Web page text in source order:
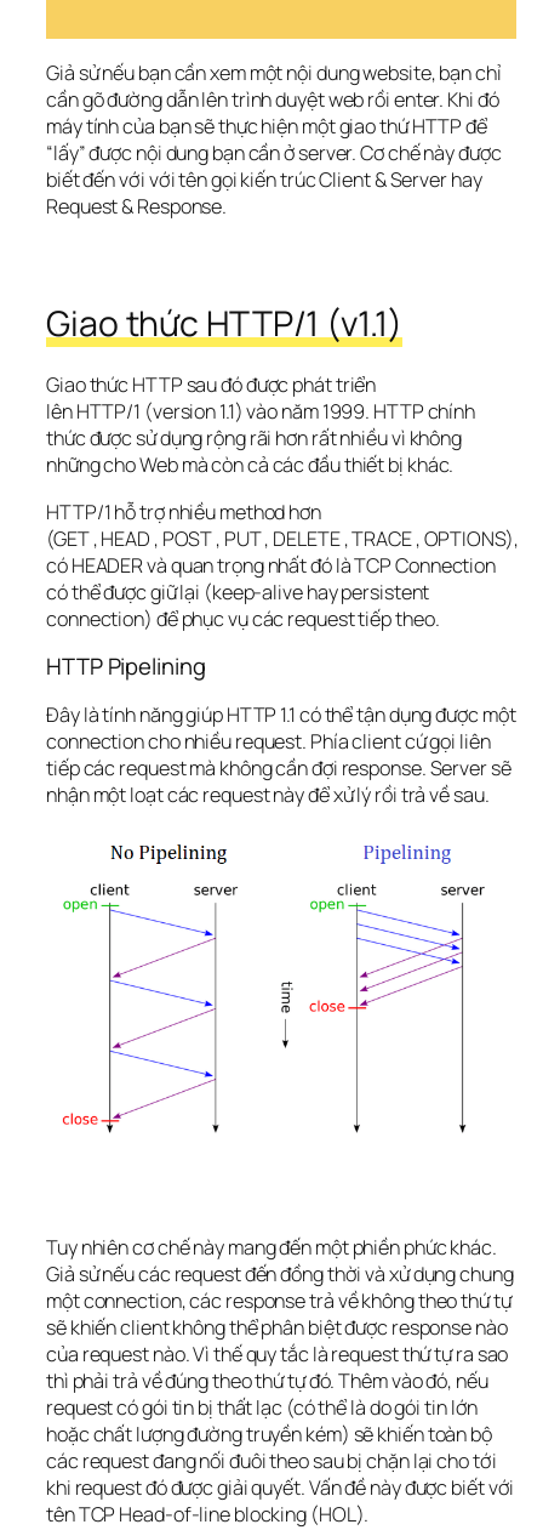
Giả sử nếu bạn cần xem một nội dung website, bạn chỉ
cần gõ đường dẫn lên trình duyệt web rồi enter. Khi đó
máy tính của bạn sẽ thực hiện một giao thứ HTTP để
“lấy” được nội dung bạn cần ở server. Cơ chế này được
biết đến với với tên gọi kiến trúc Client & Server hay
Request & Response.
Giao thức HTTP/1 (v1.1)
Giao thức HTTP sau đó được phát triển
lên HTTP/1 (version 1.1) vào năm 1999. HTTP chính
thức được sử dụng rộng rãi hơn rất nhiều vì không
những cho Web mà còn cả các đầu thiết bị khác.
HTTP/1 hỗ trợ nhiều method hơn
(GET , HEAD , POST , PUT , DELETE , TRACE , OPTIONS),
có HEADER và quan trọng nhất đó là TCP Connection
có thể được giữ lại (keep-alive hay persistent
connection) để phục vụ các request tiếp theo.
HTTP Pipelining
Đây là tính năng giúp HTTP 1.1 có thể tận dụng được một
connection cho nhiều request. Phía client cứ gọi liên
tiếp các request mà không cần đợi response. Server sẽ
nhận một loạt các request này để xử lý rồi trả về sau.
Tuy nhiên cơ chế này mang đến một phiền phức khác.
Giả sử nếu các request đến đồng thời và xử dụng chung
một connection, các response trả về không theo thứ tự
sẽ khiến client không thể phân biệt được response nào
của request nào. Vì thế quy tắc là request thứ tự ra sao
thì phải trả về đúng theo thứ tự đó. Thêm vào đó, nếu
request có gói tin bị thất lạc (có thể là do gói tin lớn
hoặc chất lượng đường truyền kém) sẽ khiến toàn bộ
các request đang nối đuôi theo sau bị chặn lại cho tới
khi request đó được giải quyết. Vấn đề này được biết với
tên TCP Head-of-line blocking (HOL).